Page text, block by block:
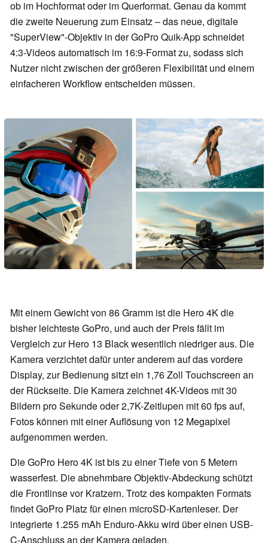
ob im Hochformat oder im Querformat. Genau da kommt
die zweite Neuerung zum Einsatz – das neue, digitale
"SuperView"-Objektiv in der GoPro Quik-App schneidet
4:3-Videos automatisch im 16:9-Format zu, sodass sich
Nutzer nicht zwischen der größeren Flexibilität und einem
einfacheren Workflow entscheiden müssen.
Mit einem Gewicht von 86 Gramm ist die Hero 4K die
bisher leichteste GoPro, und auch der Preis fällt im
Vergleich zur Hero 13 Black wesentlich niedriger aus. Die
Kamera verzichtet dafür unter anderem auf das vordere
Display, zur Bedienung sitzt ein 1,76 Zoll Touchscreen an
der Rückseite. Die Kamera zeichnet 4K-Videos mit 30
Bildern pro Sekunde oder 2,7K-Zeitlupen mit 60 fps auf,
Fotos können mit einer Auflösung von 12 Megapixel
aufgenommen werden.
Die GoPro Hero 4K ist bis zu einer Tiefe von 5 Metern
wasserfest. Die abnehmbare Objektiv-Abdeckung schützt
die Frontlinse vor Kratzern. Trotz des kompakten Formats
findet GoPro Platz für einen microSD-Kartenleser. Der
integrierte 1.255 mAh Enduro-Akku wird über einen USB-
C-Anschluss an der Kamera geladen.